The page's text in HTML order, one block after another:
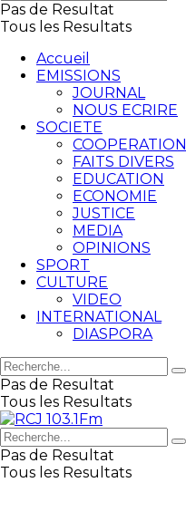
Pas de Resultat
Tous les Resultats
Accueil
EMISSIONS
JOURNAL
NOUS ECRIRE
SOCIETE
COOPERATION
FAITS DIVERS
EDUCATION
ECONOMIE
JUSTICE
MEDIA
OPINIONS
SPORT
CULTURE
VIDEO
INTERNATIONAL
DIASPORA
Pas de Resultat
Tous les Resultats
Pas de Resultat
Tous les Resultats